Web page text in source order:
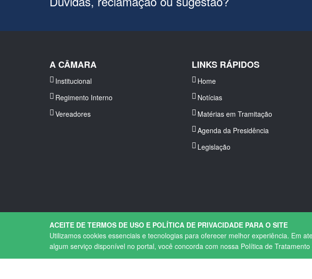
ACEITE DE TERMOS DE USO E POLÍTICA DE PRIVACIDADE PARA O SITE
Utilizamos cookies essenciais e tecnologias para oferecer melhor experiência. Em
algum serviço disponível no portal, você concorda com nossa Política de Tratamento
A CÂMARA
Institucional
Regimento Interno
Vereadores
LINKS RÁPIDOS
Home
Notícias
Matérias em Tramitação
Agenda da Presidência
Legislação